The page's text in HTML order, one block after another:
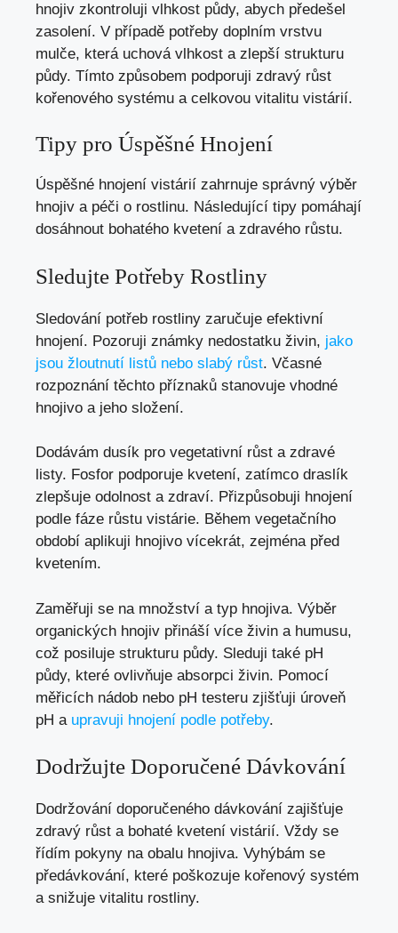
hnojiv zkontroluji vlhkost půdy, abych předešel
zasolení. V případě potřeby doplním vrstvu
mulče, která uchová vlhkost a zlepší strukturu
půdy. Tímto způsobem podporuji zdravý růst
kořenového systému a celkovou vitalitu vistárií.
Tipy pro Úspěšné Hnojení
Úspěšné hnojení vistárií zahrnuje správný výběr
hnojiv a péči o rostlinu. Následující tipy pomáhají
dosáhnout bohatého kvetení a zdravého růstu.
Sledujte Potřeby Rostliny
Sledování potřeb rostliny zaručuje efektivní
hnojení. Pozoruji známky nedostatku živin, jako
jsou žloutnutí listů nebo slabý růst. Včasné
rozpoznání těchto příznaků stanovuje vhodné
hnojivo a jeho složení.
Dodávám dusík pro vegetativní růst a zdravé
listy. Fosfor podporuje kvetení, zatímco draslík
zlepšuje odolnost a zdraví. Přizpůsobuji hnojení
podle fáze růstu vistárie. Během vegetačního
období aplikuji hnojivo vícekrát, zejména před
kvetením.
Zaměřuji se na množství a typ hnojiva. Výběr
organických hnojiv přináší více živin a humusu,
což posiluje strukturu půdy. Sleduji také pH
půdy, které ovlivňuje absorpci živin. Pomocí
měřicích nádob nebo pH testeru zjišťuji úroveň
pH a upravuji hnojení podle potřeby.
Dodržujte Doporučené Dávkování
Dodržování doporučeného dávkování zajišťuje
zdravý růst a bohaté kvetení vistárií. Vždy se
řídím pokyny na obalu hnojiva. Vyhýbám se
předávkování, které poškozuje kořenový systém
a snižuje vitalitu rostliny.